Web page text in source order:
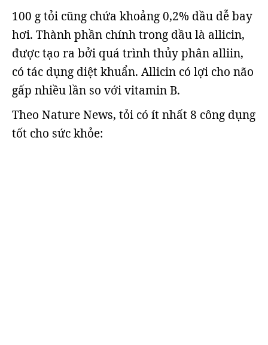
100 g tỏi cũng chứa khoảng 0,2% dầu dễ bay
hơi. Thành phần chính trong dầu là allicin,
được tạo ra bởi quá trình thủy phân alliin,
có tác dụng diệt khuẩn. Allicin có lợi cho não
gấp nhiều lần so với vitamin B.
Theo Nature News, tỏi có ít nhất 8 công dụng
tốt cho sức khỏe: